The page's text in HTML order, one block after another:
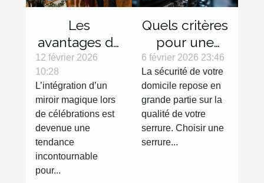
Les
avantages de
l'intégration
d'un miroir
magique lors
de
célébrations
12 février 2026
10:28
L’intégration d’un
miroir magique lors
de célébrations est
devenue une
tendance
incontournable
pour...
Quels critères
pour une
serrure haute
sécurité
efficace ?
6 février 2026 23:46
La sécurité de votre
domicile repose en
grande partie sur la
qualité de votre
serrure. Choisir une
serrure...